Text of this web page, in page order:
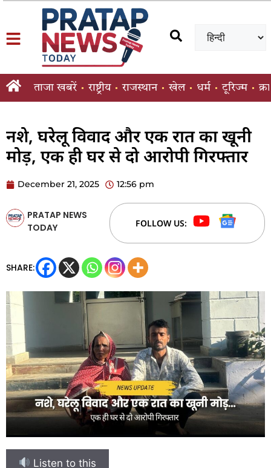
ताजा खबरें राष्ट्रीय राजस्थान खेल धर्म टूरिज्म
नशे, घरेलू विवाद और एक रात का खूनी
मोड़, एक ही घर से दो आरोपी गिरफ्तार
December 21, 2025 12:56 pm
PRATAP NEWS
TODAY
FOLLOW US:
SHARE:
Listen to this